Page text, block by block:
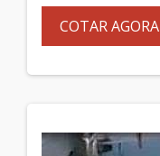
COTAR AGORA